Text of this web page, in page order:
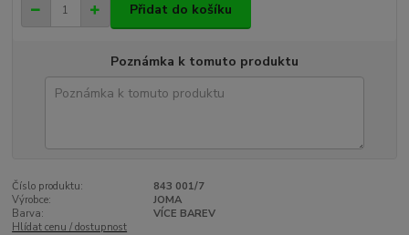
Přidat do košíku
Poznámka k tomuto produktu
Číslo produktu:
843 001/7
Výrobce:
JOMA
Barva:
VÍCE BAREV
Hlídat cenu / dostupnost